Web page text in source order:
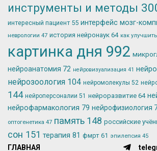
инструменты и методы
интересный пациент 55 интерфейс мозг-
неврологии 47 история нейронаук 64 как
картинка дня 992
нейроанатомия 72 нейровизуализация 41
нейрозоология 104 нейромолекулы 52
144 нейроперсоналии 51 нейроразвитие 64
нейрофармакология 79 нейрофизиология
оптогенетика 47 память 148 российские
сон 151 терапия 81 фмрт 61 эпилепсия 45
ГЛАВНАЯ